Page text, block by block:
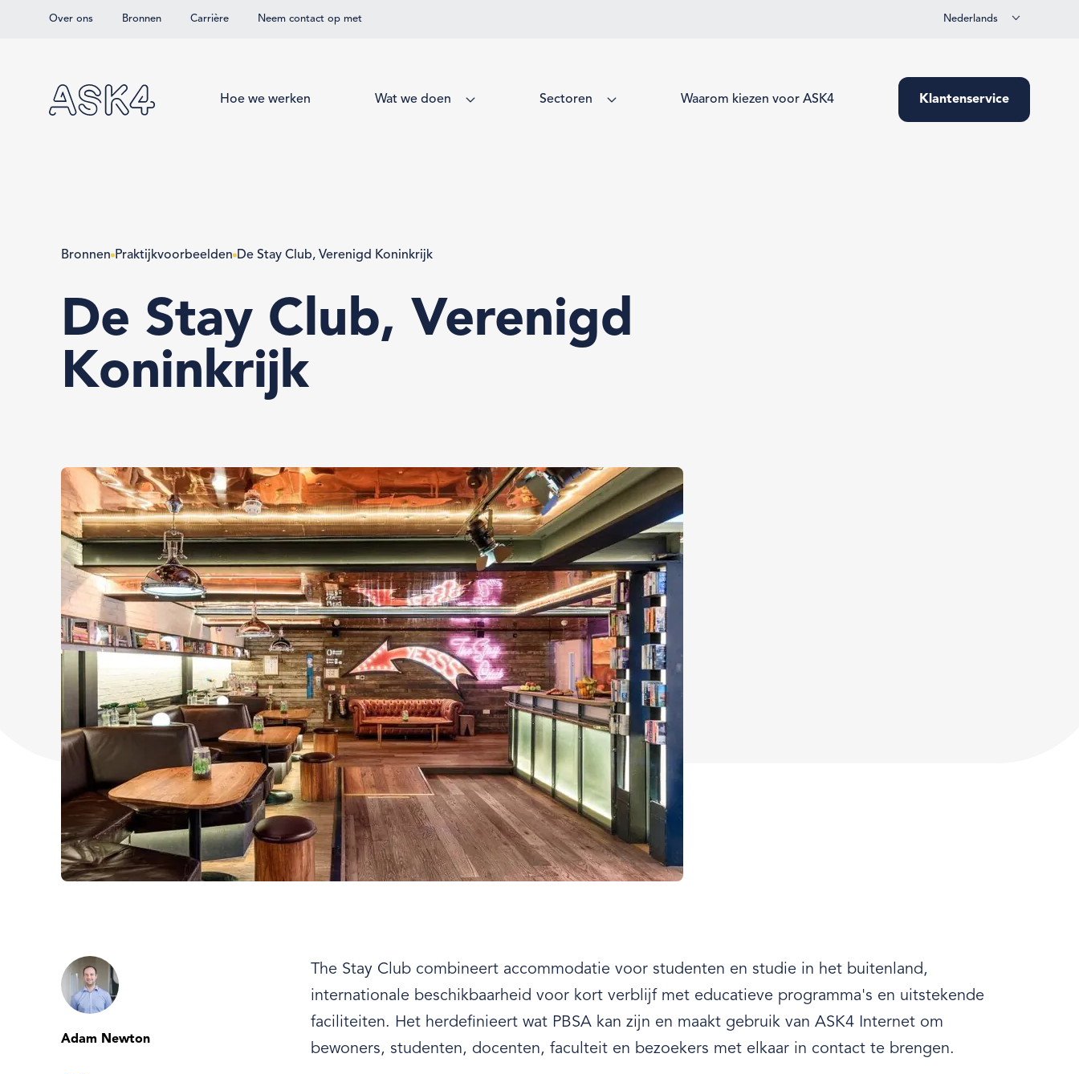
Overslaan naar hoofdinhoud
Over ons Bronnen Carrière Neem contact op met Nederlands
Hoe we werken Wat we doen Sectoren Waarom kiezen voor ASK4 Klantenservice
Bronnen Praktijkvoorbeelden De Stay Club, Verenigd Koninkrijk
De Stay Club, Verenigd
Koninkrijk
Adam Newton
The Stay Club combineert accommodatie voor studenten en studie in het buitenland,
internationale beschikbaarheid voor kort verblijf met educatieve programma's en uitstekende
faciliteiten. Het herdefinieert wat PBSA kan zijn en maakt gebruik van ASK4 Internet om
bewoners, studenten, docenten, faculteit en bezoekers met elkaar in contact te brengen.